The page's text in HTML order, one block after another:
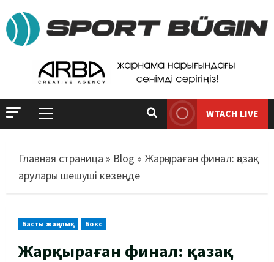
WTACH LIVE
Главная страница » Blog » Жарқыраған финал: қазақ
арулары шешуші кезеңде
Басты жаңалық Бокс
Жарқыраған финал: қазақ